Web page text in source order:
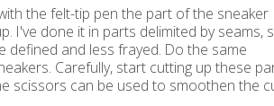
the felt-tip pen the part of the sneaker
I've done it in parts delimited by seams,
defined and less frayed. Do the same
Carefully, start cutting up these
scissors can be used to smoothen the